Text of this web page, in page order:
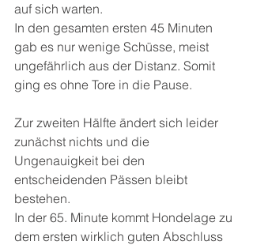
auf sich warten.
In den gesamten ersten 45 Minuten
gab es nur wenige Schüsse, meist
ungefährlich aus der Distanz. Somit
ging es ohne Tore in die Pause.
Zur zweiten Hälfte ändert sich leider
zunächst nichts und die
Ungenauigkeit bei den
entscheidenden Pässen bleibt
bestehen.
In der 65. Minute kommt Hondelage zu
dem ersten wirklich guten Abschluss